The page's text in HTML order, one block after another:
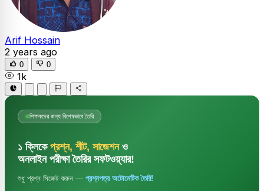
Arif Hossain
2 years ago
0 0
1k
শিক্ষকদের জন্য বিশেষভাবে তৈরি
১ ক্লিকে প্রশ্ন, শীট, সাজেশনও
অনলাইন পরীক্ষা তৈরির সফটওয়্যার!
শুধু প্রশ্ন সিলেক্ট করুন — প্রশ্নপত্র অটোমেটিক তৈরি!